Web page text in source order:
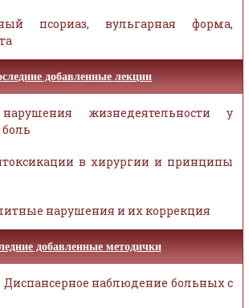
псориаз, вульгарная форма,
добавленные лекции
жизнедеятельности у
в хирургии и принципы
нарушения и их коррекция
добавленные методички
наблюдение больных с